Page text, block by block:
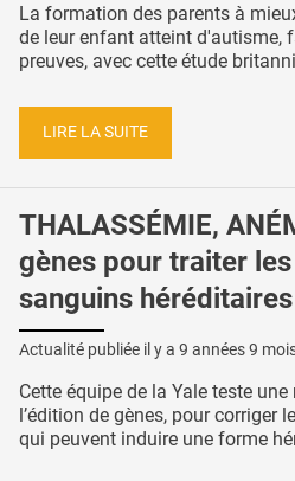
La formation des parents à
de leur enfant atteint d'autisme,
preuves, avec cette étude
LIRE LA SUITE
THALASSÉMIE,
gènes pour traiter
sanguins héréditaires
Actualité publiée il y a 9 années 9
Cette équipe de la Yale teste
l’édition de gènes, pour corriger
qui peuvent induire une forme